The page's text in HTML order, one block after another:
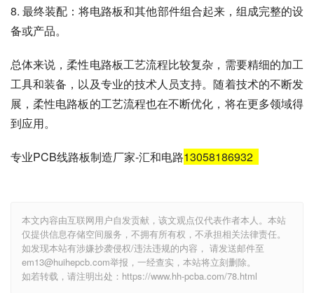
8. 最终装配：将电路板和其他部件组合起来，组成完整的设
备或产品。
总体来说，柔性电路板工艺流程比较复杂，需要精细的加工
工具和装备，以及专业的技术人员支持。随着技术的不断发
展，柔性电路板的工艺流程也在不断优化，将在更多领域得
到应用。
专业PCB线路板制造厂家-汇和电路13058186932
本文内容由互联网用户自发贡献，该文观点仅代表作者本人。本站
仅提供信息存储空间服务，不拥有所有权，不承担相关法律责任。
如发现本站有涉嫌抄袭侵权/违法违规的内容， 请发送邮件至
em13@huihepcb.com举报，一经查实，本站将立刻删除。
如若转载，请注明出处：https://www.hh-pcba.com/78.html